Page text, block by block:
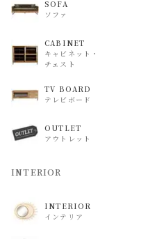
SOFA
ソファ
CABINET
キャビネット・
チェスト
TV BOARD
テレビボード
OUTLET
アウトレット
INTERIOR
INTERIOR
インテリア